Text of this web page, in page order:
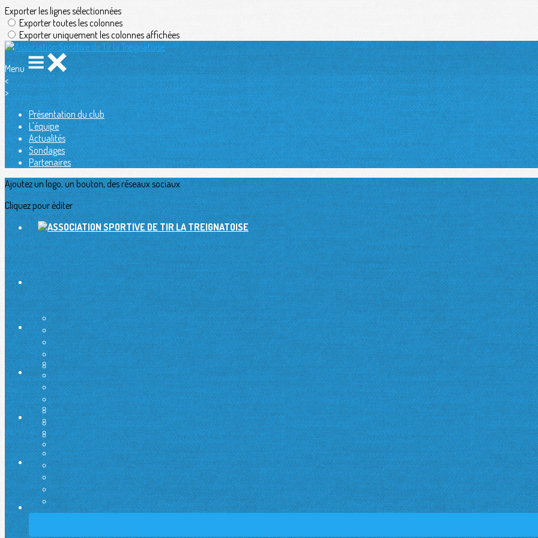
Exporter les lignes sélectionnées
Exporter toutes les colonnes
Exporter uniquement les colonnes affichées
Menu
<
>
Présentation du club
L'équipe
Actualités
Sondages
Partenaires
Ajoutez un logo, un bouton, des réseaux sociaux
Cliquez pour éditer